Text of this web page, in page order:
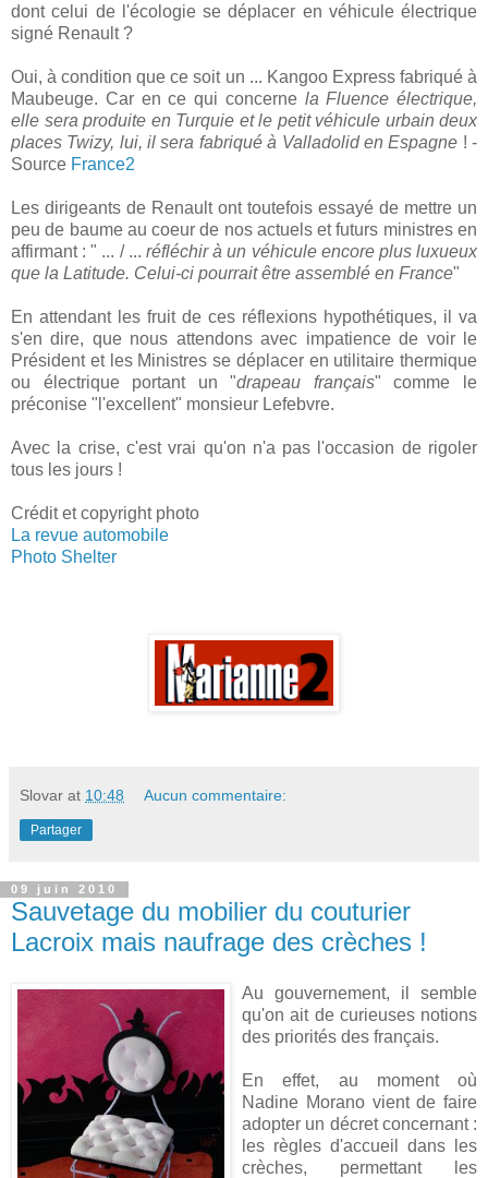
dont celui de l'écologie se déplacer en véhicule électrique
signé Renault ?
Oui, à condition que ce soit un ... Kangoo Express fabriqué à
Maubeuge. Car en ce qui concerne la Fluence électrique,
elle sera produite en Turquie et le petit véhicule urbain deux
places Twizy, lui, il sera fabriqué à Valladolid en Espagne ! -
Source France2
Les dirigeants de Renault ont toutefois essayé de mettre un
peu de baume au coeur de nos actuels et futurs ministres en
affirmant : " ... / ... réfléchir à un véhicule encore plus luxueux
que la Latitude. Celui-ci pourrait être assemblé en France"
En attendant les fruit de ces réflexions hypothétiques, il va
s'en dire, que nous attendons avec impatience de voir le
Président et les Ministres se déplacer en utilitaire thermique
ou électrique portant un "drapeau français" comme le
préconise "l'excellent" monsieur Lefebvre.
Avec la crise, c'est vrai qu'on n'a pas l'occasion de rigoler
tous les jours !
Crédit et copyright photo
La revue automobile
Photo Shelter
Slovar at 10:48 Aucun commentaire:
Partager
09 juin 2010
Sauvetage du mobilier du couturier
Lacroix mais naufrage des crèches !
Au gouvernement, il semble
qu'on ait de curieuses notions
des priorités des français.
En effet, au moment où
Nadine Morano vient de faire
adopter un décret concernant :
les règles d'accueil dans les
crèches, permettant les